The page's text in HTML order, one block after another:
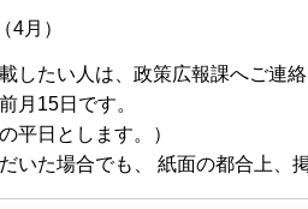
4月）
したい人は、政策広報課へご連絡
月15日です。
平日とします。）
いた場合でも、 紙面の都合上、